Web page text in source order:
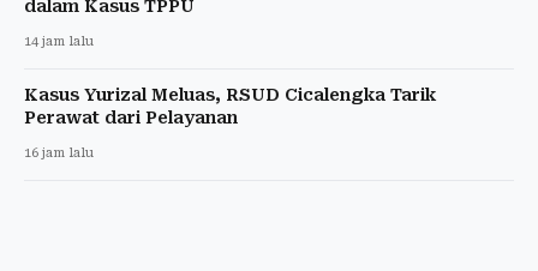
dalam Kasus TPPU
14 jam lalu
Kasus Yurizal Meluas, RSUD Cicalengka Tarik
Perawat dari Pelayanan
16 jam lalu